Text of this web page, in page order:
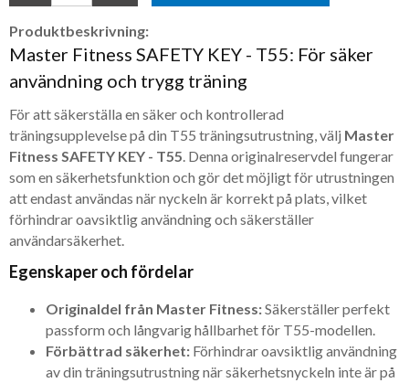
Produktbeskrivning:
Master Fitness SAFETY KEY - T55: För säker
användning och trygg träning
För att säkerställa en säker och kontrollerad
träningsupplevelse på din T55 träningsutrustning, välj Master
Fitness SAFETY KEY - T55. Denna originalreservdel fungerar
som en säkerhetsfunktion och gör det möjligt för utrustningen
att endast användas när nyckeln är korrekt på plats, vilket
förhindrar oavsiktlig användning och säkerställer
användarsäkerhet.
Egenskaper och fördelar
Originaldel från Master Fitness:Säkerställer perfekt
passform och långvarig hållbarhet för T55-modellen.
Förbättrad säkerhet: Förhindrar oavsiktlig användning
av din träningsutrustning när säkerhetsnyckeln inte är på